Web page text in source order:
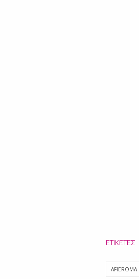
ΕΤΙΚΈΤΕΣ
AFIEROMA